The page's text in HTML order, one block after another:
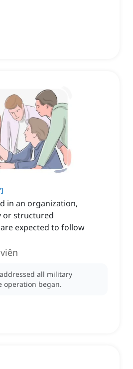
]
in an organization,
or structured
expected to follow
all military
operation began.